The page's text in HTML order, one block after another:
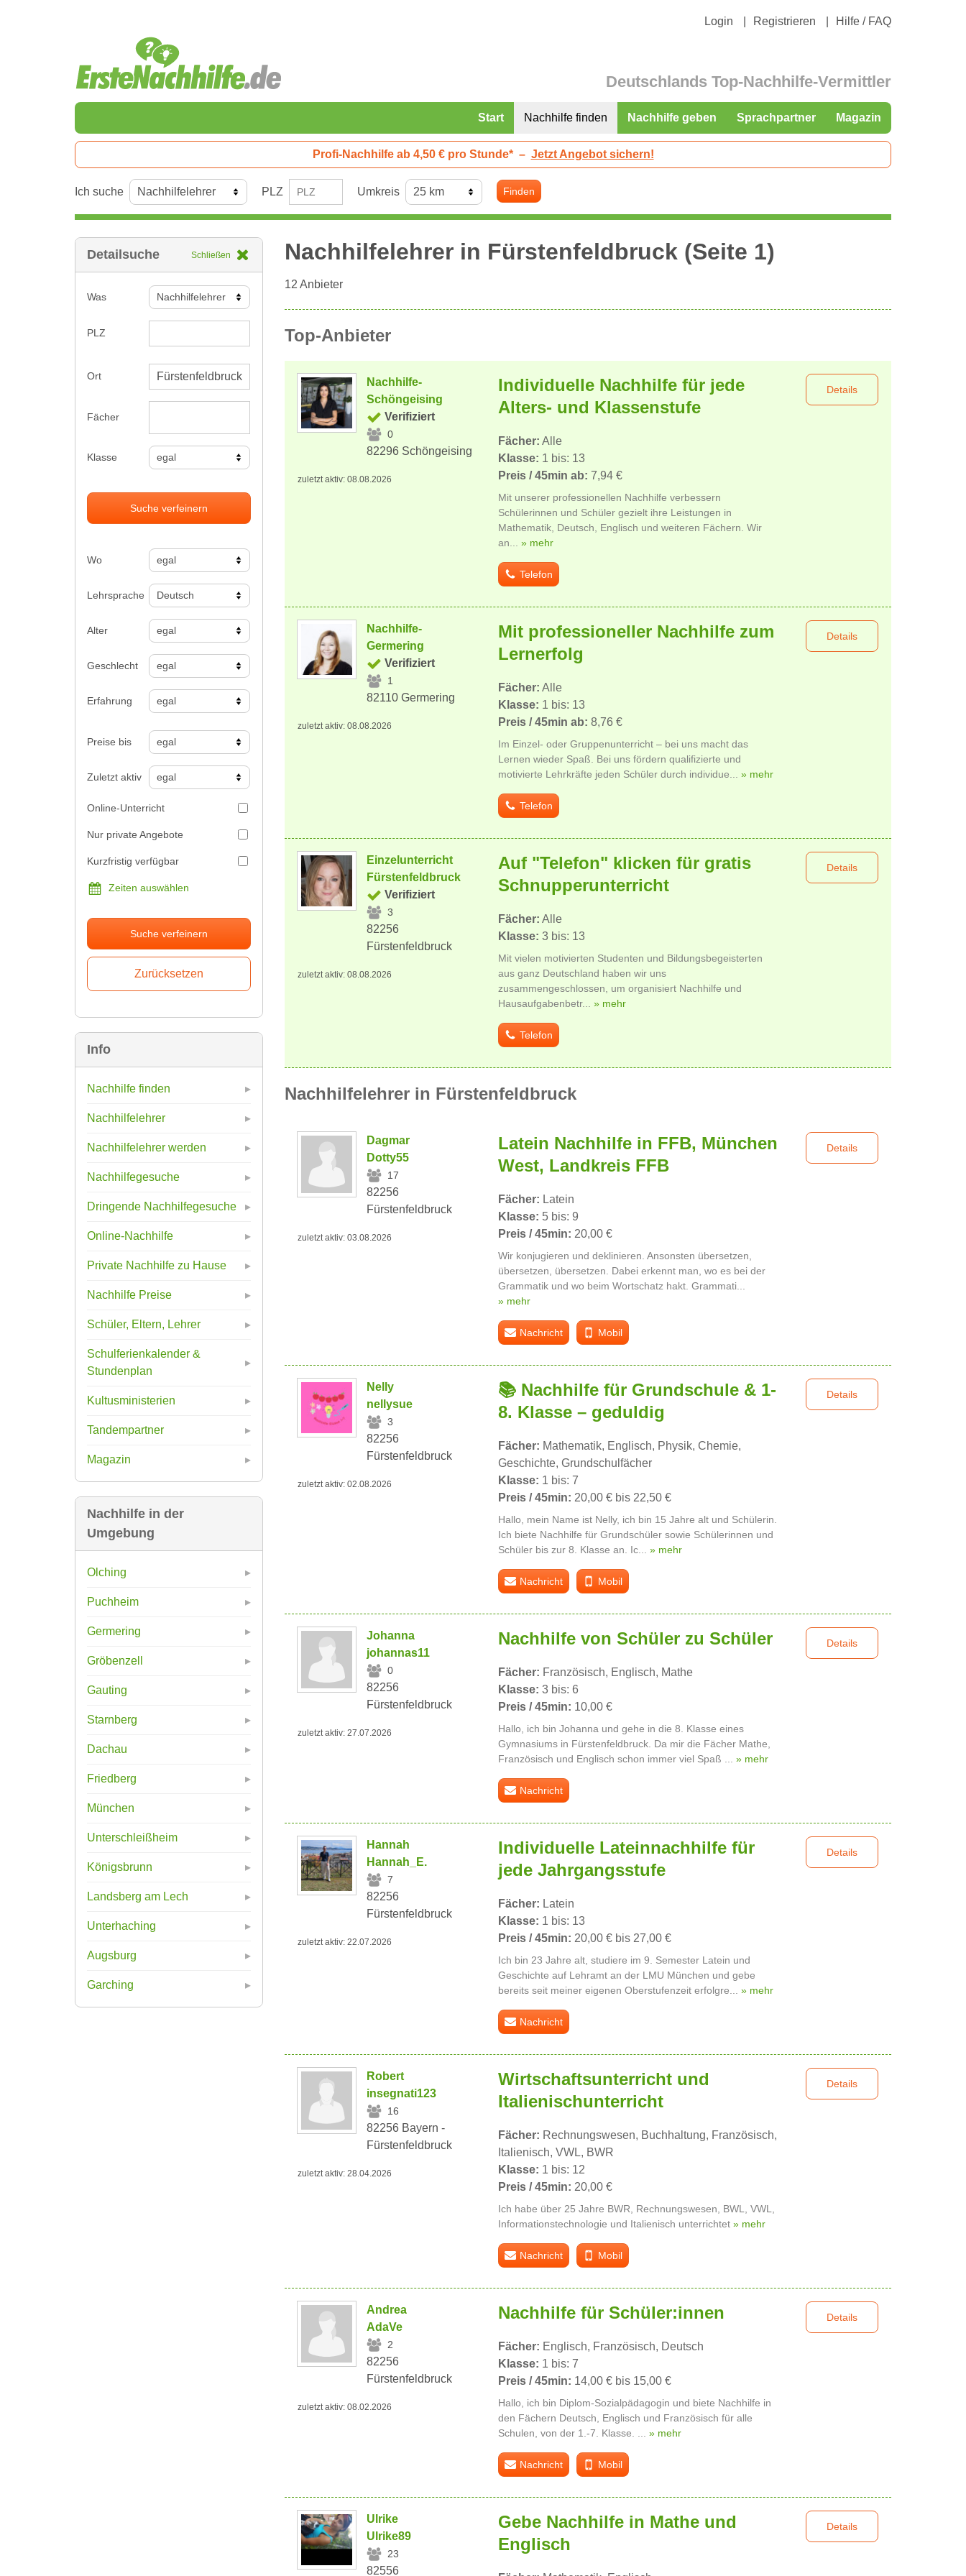
Login Registrieren Hilfe / FAQ
Deutschlands Top-Nachhilfe-Vermittler
Start Nachhilfe finden Nachhilfe geben Sprachpartner Magazin
Profi-Nachhilfe ab 4,50 € pro Stunde* – Jetzt Angebot sichern!
Ich suche PLZ Umkreis Finden
Detailsuche Schließen
Was
PLZ
Ort
Fächer
Klasse
Suche verfeinern
Wo
Lehrsprache
Alter
Geschlecht
Erfahrung
Preise bis
Zuletzt aktiv
Online-Unterricht
Nur private Angebote
Kurzfristig verfügbar
Zeiten auswählen
Suche verfeinern
Info
Nachhilfe finden
Nachhilfelehrer
Nachhilfelehrer werden
Nachhilfegesuche
Dringende Nachhilfegesuche
Online-Nachhilfe
Private Nachhilfe zu Hause
Nachhilfe Preise
Schüler, Eltern, Lehrer
Schulferienkalender &
Stundenplan
Kultusministerien
Tandempartner
Magazin
Nachhilfe in der
Umgebung
Olching
Puchheim
Germering
Gröbenzell
Gauting
Starnberg
Dachau
Friedberg
München
Unterschleißheim
Königsbrunn
Landsberg am Lech
Unterhaching
Augsburg
Garching
Nachhilfelehrer in Fürstenfeldbruck (Seite 1)
12 Anbieter
Top-Anbieter
Nachhilfe-
Schöngeising
Verifiziert
0
82296 Schöngeising
zuletzt aktiv: 08.08.2026
Individuelle Nachhilfe für jede
Alters- und Klassenstufe
Fächer: Alle
Klasse: 1 bis: 13
Preis / 45min ab: 7,94 €
Mit unserer professionellen Nachhilfe verbessern
Schülerinnen und Schüler gezielt ihre Leistungen in
Mathematik, Deutsch, Englisch und weiteren Fächern. Wir
an... » mehr
Details
Telefon
Nachhilfe-
Germering
Verifiziert
1
82110 Germering
zuletzt aktiv: 08.08.2026
Mit professioneller Nachhilfe zum
Lernerfolg
Fächer: Alle
Klasse: 1 bis: 13
Preis / 45min ab: 8,76 €
Im Einzel- oder Gruppenunterricht – bei uns macht das
Lernen wieder Spaß. Bei uns fördern qualifizierte und
motivierte Lehrkräfte jeden Schüler durch individue... » mehr
Details
Telefon
Einzelunterricht
Fürstenfeldbruck
Verifiziert
3
82256
Fürstenfeldbruck
zuletzt aktiv: 08.08.2026
Auf "Telefon" klicken für gratis
Schnupperunterricht
Fächer: Alle
Klasse: 3 bis: 13
Mit vielen motivierten Studenten und Bildungsbegeisterten
aus ganz Deutschland haben wir uns
zusammengeschlossen, um organisiert Nachhilfe und
Hausaufgabenbetr... » mehr
Details
Telefon
Nachhilfelehrer in Fürstenfeldbruck
Dagmar
Dotty55
17
82256
Fürstenfeldbruck
zuletzt aktiv: 03.08.2026
Latein Nachhilfe in FFB, München
West, Landkreis FFB
Fächer: Latein
Klasse: 5 bis: 9
Preis / 45min: 20,00 €
Wir konjugieren und deklinieren. Ansonsten übersetzen,
übersetzen, übersetzen. Dabei erkennt man, wo es bei der
Grammatik und wo beim Wortschatz hakt. Grammati...
» mehr
Details
Nachricht Mobil
Nelly
nellysue
3
82256
Fürstenfeldbruck
zuletzt aktiv: 02.08.2026
📚 Nachhilfe für Grundschule & 1-
8. Klasse – geduldig
Fächer: Mathematik, Englisch, Physik, Chemie,
Geschichte, Grundschulfächer
Klasse: 1 bis: 7
Preis / 45min: 20,00 € bis 22,50 €
Hallo, mein Name ist Nelly, ich bin 15 Jahre alt und Schülerin.
Ich biete Nachhilfe für Grundschüler sowie Schülerinnen und
Schüler bis zur 8. Klasse an. Ic... » mehr
Details
Nachricht Mobil
Johanna
johannas11
0
82256
Fürstenfeldbruck
zuletzt aktiv: 27.07.2026
Nachhilfe von Schüler zu Schüler
Fächer: Französisch, Englisch, Mathe
Klasse: 3 bis: 6
Preis / 45min: 10,00 €
Hallo, ich bin Johanna und gehe in die 8. Klasse eines
Gymnasiums in Fürstenfeldbruck. Da mir die Fächer Mathe,
Französisch und Englisch schon immer viel Spaß ... » mehr
Details
Nachricht
Hannah
Hannah_E.
7
82256
Fürstenfeldbruck
zuletzt aktiv: 22.07.2026
Individuelle Lateinnachhilfe für
jede Jahrgangsstufe
Fächer: Latein
Klasse: 1 bis: 13
Preis / 45min: 20,00 € bis 27,00 €
Ich bin 23 Jahre alt, studiere im 9. Semester Latein und
Geschichte auf Lehramt an der LMU München und gebe
bereits seit meiner eigenen Oberstufenzeit erfolgre... » mehr
Details
Nachricht
Robert
insegnati123
16
82256 Bayern -
Fürstenfeldbruck
zuletzt aktiv: 28.04.2026
Wirtschaftsunterricht und
Italienischunterricht
Fächer: Rechnungswesen, Buchhaltung, Französisch,
Italienisch, VWL, BWR
Klasse: 1 bis: 12
Preis / 45min: 20,00 €
Ich habe über 25 Jahre BWR, Rechnungswesen, BWL, VWL,
Informationstechnologie und Italienisch unterrichtet » mehr
Details
Nachricht Mobil
Andrea
AdaVe
2
82256
Fürstenfeldbruck
zuletzt aktiv: 08.02.2026
Nachhilfe für Schüler:innen
Fächer: Englisch, Französisch, Deutsch
Klasse: 1 bis: 7
Preis / 45min: 14,00 € bis 15,00 €
Hallo, ich bin Diplom-Sozialpädagogin und biete Nachhilfe in
den Fächern Deutsch, Englisch und Französisch für alle
Schulen, von der 1.-7. Klasse. ... » mehr
Details
Nachricht Mobil
Ulrike
Ulrike89
23
82556
Gebe Nachhilfe in Mathe und
Englisch
Details